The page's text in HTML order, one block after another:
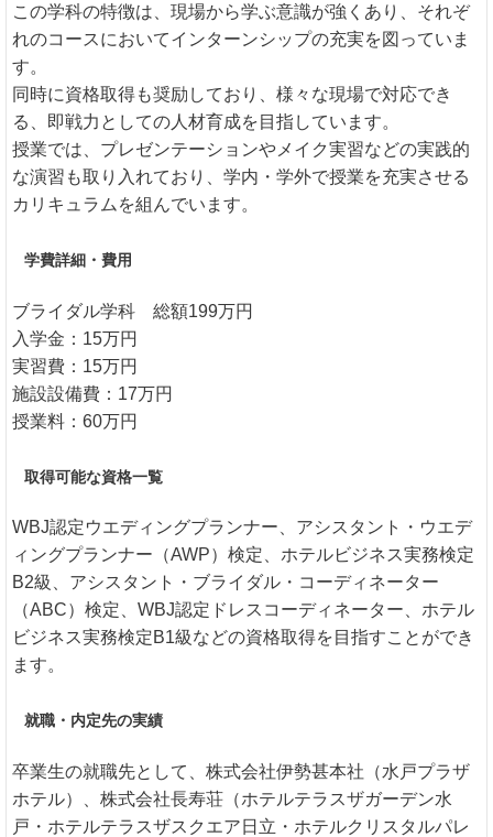
この学科の特徴は、現場から学ぶ意識が強くあり、それぞ
れのコースにおいてインターンシップの充実を図っていま
す。
同時に資格取得も奨励しており、様々な現場で対応でき
る、即戦力としての人材育成を目指しています。
授業では、プレゼンテーションやメイク実習などの実践的
な演習も取り入れており、学内・学外で授業を充実させる
カリキュラムを組んでいます。
学費詳細・費用
ブライダル学科 総額199万円
入学金：15万円
実習費：15万円
施設設備費：17万円
授業料：60万円
取得可能な資格一覧
WBJ認定ウエディングプランナー、アシスタント・ウエデ
ィングプランナー（AWP）検定、ホテルビジネス実務検定
B2級、アシスタント・ブライダル・コーディネーター
（ABC）検定、WBJ認定ドレスコーディネーター、ホテル
ビジネス実務検定B1級などの資格取得を目指すことができ
ます。
就職・内定先の実績
卒業生の就職先として、株式会社伊勢甚本社（水戸プラザ
ホテル）、株式会社長寿荘（ホテルテラスザガーデン水
戸・ホテルテラスザスクエア日立・ホテルクリスタルパレ